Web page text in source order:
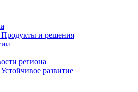
Продукты и решения
региона
Устойчивое развитие